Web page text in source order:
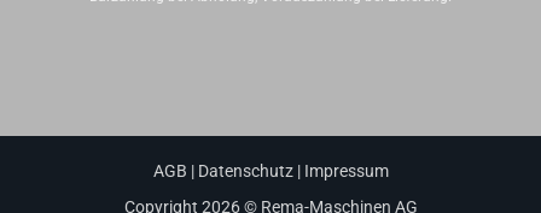
AGB | Datenschutz| Impressum
Copyright 2026 © Rema-Maschinen AG